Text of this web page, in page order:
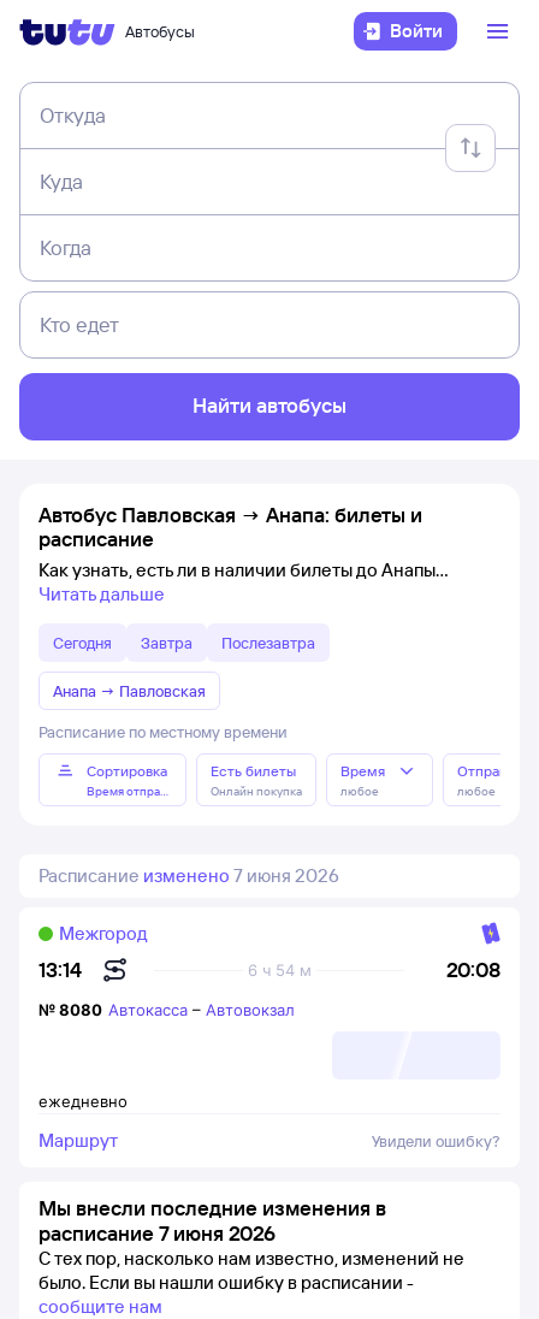
Автобусы Войти
Откуда
Куда
Когда
Кто едет
Найти автобусы
Автобус Павловская → Анапа: билеты и
расписание
Как узнать, есть ли в наличии билеты до Анапы
Читать дальше
Сегодня Завтра Послезавтра
Анапа → Павловская
Расписание по местному времени
Сортировка
Время отправления
Есть билеты
Онлайн покупка
Время
любое любое
Расписание изменено 7 июня 2026
13:14 20:08
6 ч 54 м
Межгород
ежедневно
№8080 Автокасса – Автовокзал
Маршрут Увидели ошибку?
Мы внесли последние изменения в
расписание 7 июня 2026
С тех пор, насколько нам известно, изменений не
было. Если вы нашли ошибку в расписании -
сообщите нам